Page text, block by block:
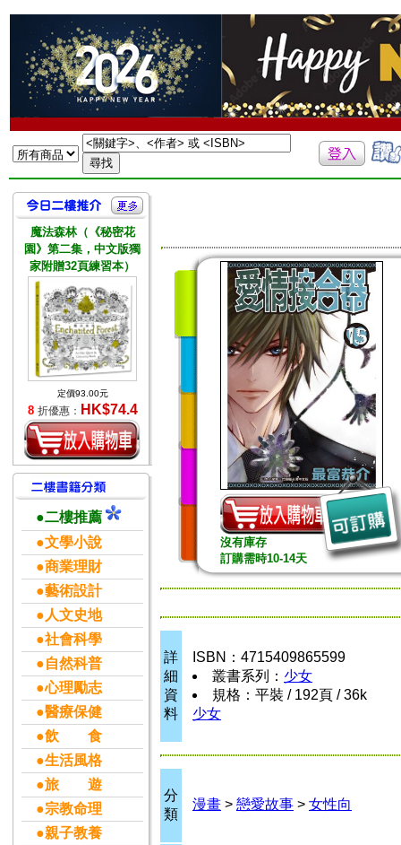
魔法森林（《秘密花
園》第二集，中文版獨
家附贈32頁練習本）
定價93.00元
8 折優惠： HK$74.4
●二樓推薦
●文學小說
●商業理財
●藝術設計
●人文史地
●社會科學
●自然科普
●心理勵志
●醫療保健
●飲 食
●生活風格
●旅 遊
●宗教命理
●親子教養
沒有庫存
訂購需時10-14天
詳
細
資
料
ISBN：4715409865599
叢書系列： 少女
規格：平裝 / 192頁 / 36k
少女
分
類
漫畫 > 戀愛故事 > 女性向